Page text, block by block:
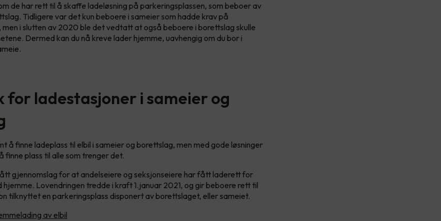
de har rett til å skaffe ladeløsning på parkeringsplassen, som beboer av
Tidligere var det kun beboere i sameier som hadde krav på
men i slutten av 2020 ble det vedtatt at også beboere i borettslag skulle
Dermed kan du nå kreve lader hjemme, uavhengig om du bor i
for ladestasjoner i sameier og
å finne ladeplass til elbil i sameier og borettslag, men med gode løsninger
finne plass til alle som trenger det.
gjennomslag for at andelseiere og seksjonseiere har fått laderett for
hjemme. Lovendringen tredde i kraft 1.januar 2021, og gir beboere rett til
tilknyttet en parkeringsplass disponert av borettslaget, eller sameiet.
av elbil